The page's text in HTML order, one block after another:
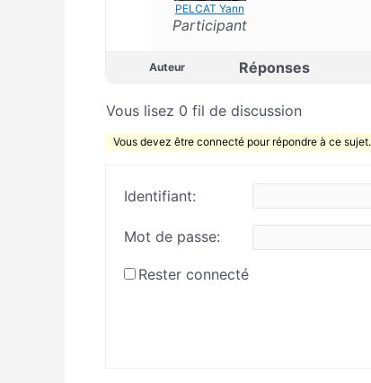
PELCAT Yann
Participant
Auteur Réponses
Vous lisez 0 fil de discussion
Vous devez être connecté pour répondre à ce sujet.
Identifiant:
Mot de passe:
Rester connecté